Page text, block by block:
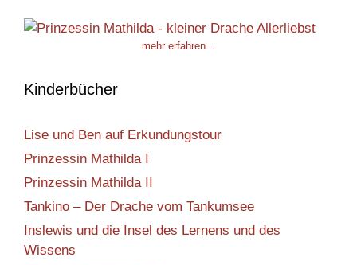
mehr erfahren...
Kinderbücher
Lise und Ben auf Erkundungstour
Prinzessin Mathilda I
Prinzessin Mathilda II
Tankino – Der Drache vom Tankumsee
Inslewis und die Insel des Lernens und des
Wissens